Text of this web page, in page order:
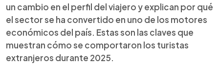
un cambio en el perfil del viajero y explican por qué
el sector se ha convertido en uno de los motores
económicos del país. Estas son las claves que
muestran cómo se comportaron los turistas
extranjeros durante 2025.